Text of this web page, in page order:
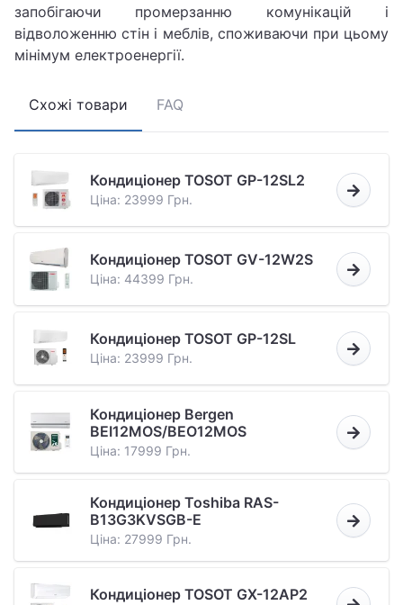
запобігаючи промерзанню комунікацій і
відволоженню стін і меблів, споживаючи при цьому
мінімум електроенергії.
Схожі товари FAQ
Кондиціонер TOSOT GP-12SL2
Ціна: 23999 Грн.
Кондиціонер TOSOT GV-12W2S
Ціна: 44399 Грн.
Кондиціонер TOSOT GP-12SL
Ціна: 23999 Грн.
Кондиціонер Bergen
BEI12MOS/BEO12MOS
Ціна: 17999 Грн.
Кондиціонер Toshiba RAS-
B13G3KVSGB-E
Ціна: 27999 Грн.
Кондиціонер TOSOT GX-12AP2